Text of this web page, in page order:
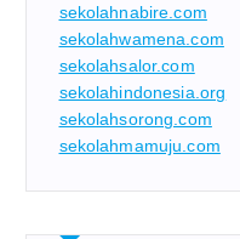
sekolahnabire.com
sekolahwamena.com
sekolahsalor.com
sekolahindonesia.org
sekolahsorong.com
sekolahmamuju.com